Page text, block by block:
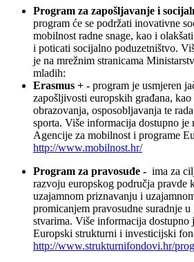
Program za zapošljavanje i
program će se podržati inovativne
mobilnost radne snage, kao i
i poticati socijalno poduzetništvo.
je na mrežnim stranicama
mladih:
Erasmus + - program je usmjeren
zapošljivosti europskih građana,
obrazovanja, osposobljavanja te
sporta. Više informacija dostupno je
Agencije za mobilnost i programe
http://www.mobilnost.hr/
Program za pravosuđe - ima za
razvoju europskog područja pravde
uzajamnom priznavanju i
promicanjem pravosudne sura­dnje
stvarima. Više informacija dostupno
Europski strukturni i investicijski
http://www.strukturnifondovi.hr/